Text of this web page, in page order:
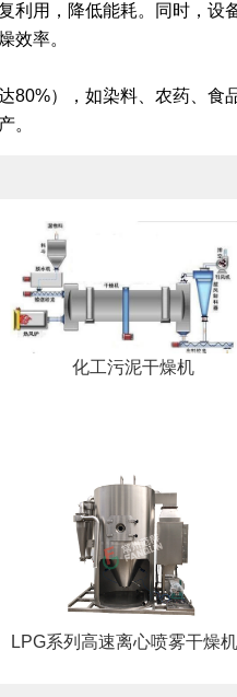
利用，降低能耗。同时，设
效率。
80%），如染料、农药、食
。
化工污泥干燥机
LPG系列高速离心喷雾干燥